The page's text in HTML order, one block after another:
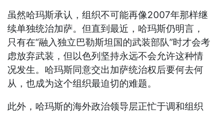
虽然哈玛斯承认，组织不可能再像2007年那样继
续单独统治加萨。但直到最近，哈玛斯仍明言，
只有在“融入独立巴勒斯坦国的武装部队”时才会考
虑放弃武装，但以色列坚持永远不会允许这种情
况发生。哈玛斯同意交出加萨统治权后要何去何
从，也成为这个组织最迫切的难题。
此外，哈玛斯的海外政治领导层正忙于调和组织